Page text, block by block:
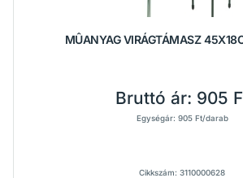
MÛANYAG VIRÁGTÁMASZ
Bruttó ár: 905
Egységár: 905 Ft/darab
Cikkszám: 3110000628